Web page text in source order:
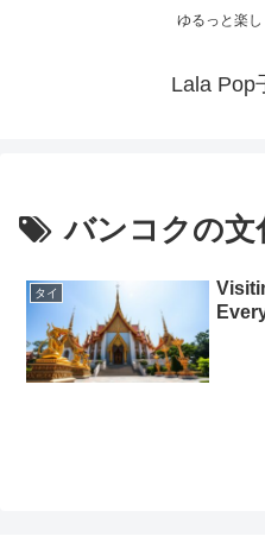
ゆるっと楽
Lala Pop
バンコクの文
タイ